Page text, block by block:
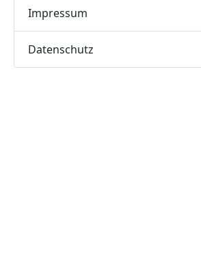
Impressum
Datenschutz